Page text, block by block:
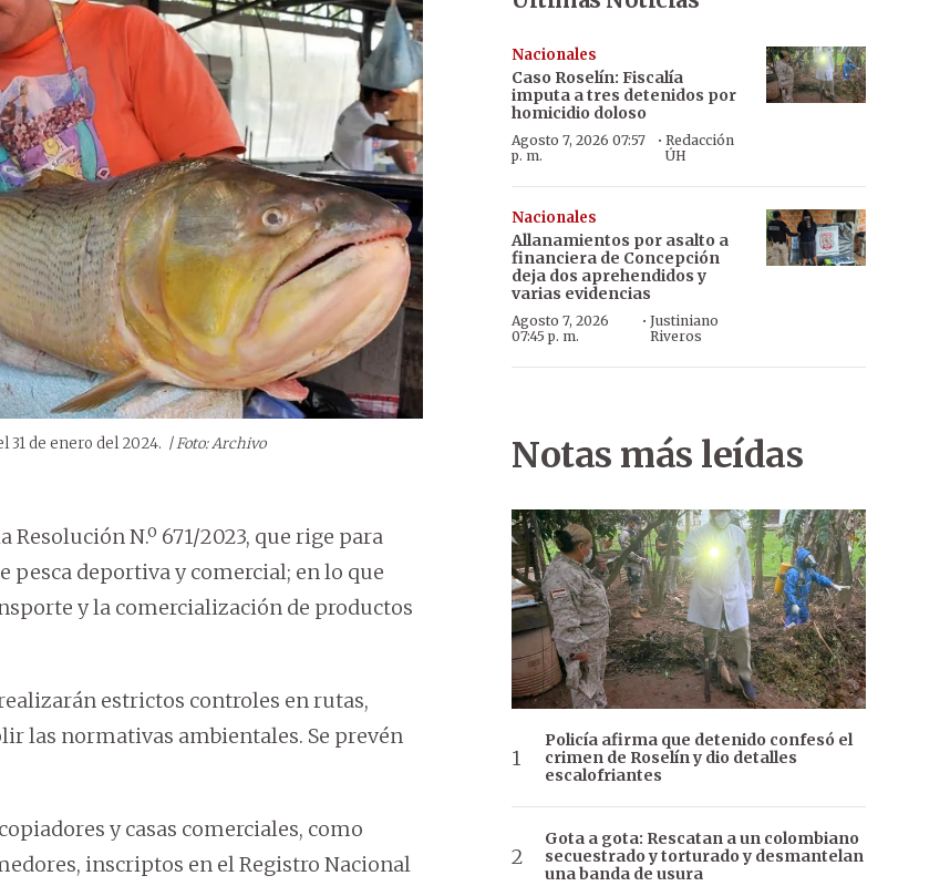
31 de enero del 2024. | Foto: Archivo
N.º 671/2023, que rige para
deportiva y comercial; en lo que
y la comercialización de productos
estrictos controles en rutas,
las normativas ambientales. Se prevén
y casas comerciales, como
inscriptos en el Registro Nacional
Nacionales
Caso Roselín: Fiscalía
imputa a tres detenidos por
homicidio doloso
Agosto 7, 2026 07:57
p. m.
· Redacción
ÚH
Nacionales
Allanamientos por asalto a
financiera de Concepción
deja dos aprehendidos y
varias evidencias
Agosto 7, 2026
07:45 p. m.
·Justiniano
Riveros
Notas más leídas
Policía afirma que detenido confesó el
crimen de Roselín y dio detalles
escalofriantes
Gota a gota: Rescatan a un colombiano
secuestrado y torturado y desmantelan
una banda de usura